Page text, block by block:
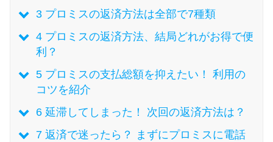
無利息期間を利用して利息0円で
お金を借りる3つのポイント
種類・特徴別一覧
その他コラム
3プロミスの返済方法は全部で7種類
4プロミスの返済方法、結局どれがお得で便
利？
5プロミスの支払総額を抑えたい！ 利用の
コツを紹介
6延滞してしまった！ 次回の返済方法は？
7返済で迷ったら？ まずにプロミスに電話